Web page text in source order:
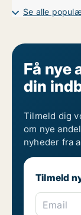
Se alle
Få nye
din
Tilmeld dig
om nye
nyheder fra
Tilmeld
Email